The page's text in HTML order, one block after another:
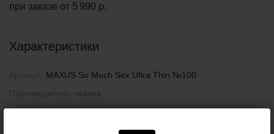
при заказе от 5 990 р.
Характеристики
MAXUS So Much Sex Ultra Thin №100
maxus
официальном сайте компании-производителя. Внешний вид и комплектация